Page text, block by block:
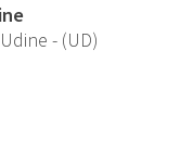
- (UD)